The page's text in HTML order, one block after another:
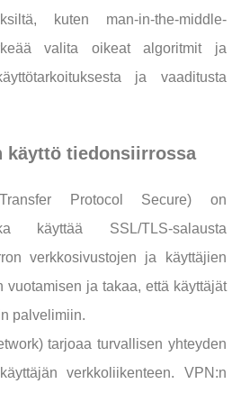
kuten man-in-the-middle-
valita oikeat algoritmit ja
ja vaaditusta
käyttö tiedonsiirrossa
Protocol Secure) on
käyttää SSL/TLS-salausta
verkkosivustojen ja käyttäjien
ja takaa, että käyttäjät
palvelimiin.
tarjoaa turvallisen yhteyden
verkkoliikenteen. VPN:n